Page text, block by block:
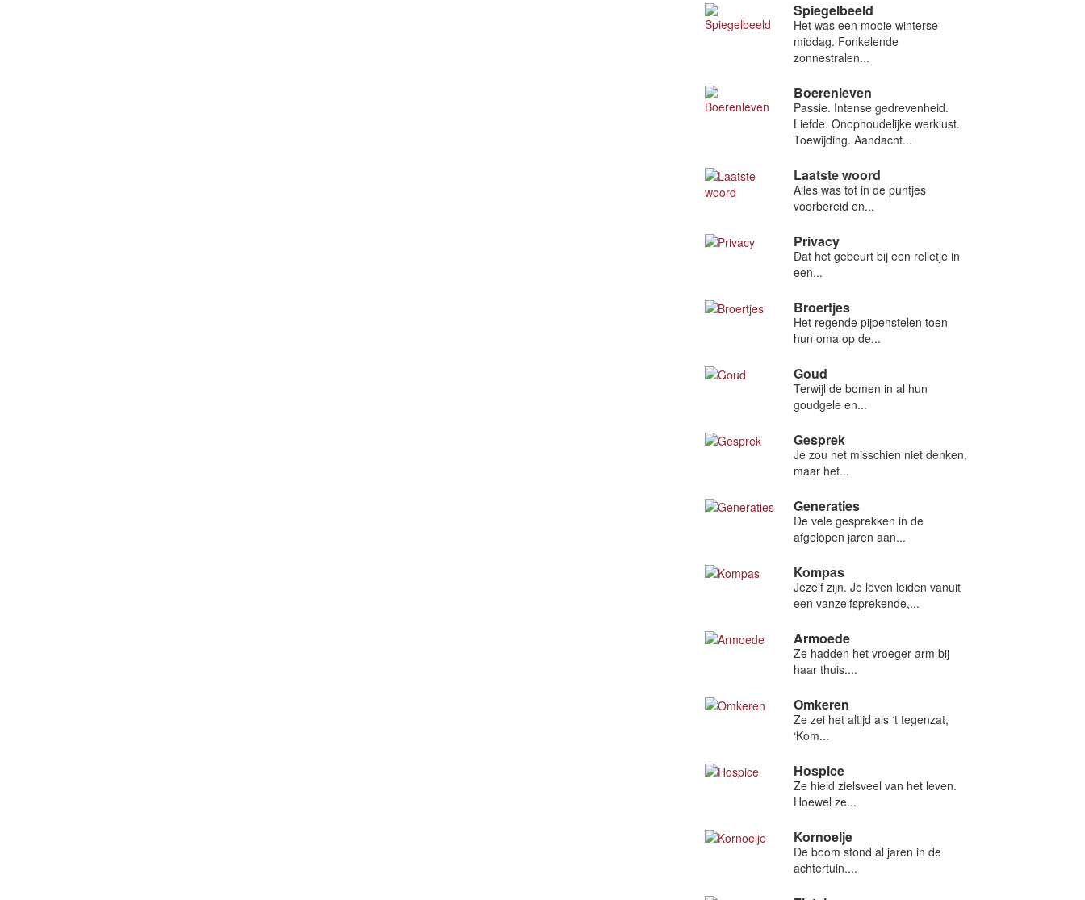
Spiegelbeeld
Het was een mooie winterse
middag. Fonkelende
zonnestralen...
Boerenleven
Passie. Intense gedrevenheid.
Liefde. Onophoudelijke werklust.
Toewijding. Aandacht...
Laatste woord
Alles was tot in de puntjes
voorbereid en...
Privacy
Dat het gebeurt bij een relletje in
een...
Broertjes
Het regende pijpenstelen toen
hun oma op de...
Goud
Terwijl de bomen in al hun
goudgele en...
Gesprek
Je zou het misschien niet denken,
maar het...
Generaties
De vele gesprekken in de
afgelopen jaren aan...
Kompas
Jezelf zijn. Je leven leiden vanuit
een vanzelfsprekende,...
Armoede
Ze hadden het vroeger arm bij
haar thuis....
Omkeren
Ze zei het altijd als ‘t tegenzat,
‘Kom...
Hospice
Ze hield zielsveel van het leven.
Hoewel ze...
Kornoelje
De boom stond al jaren in de
achtertuin....